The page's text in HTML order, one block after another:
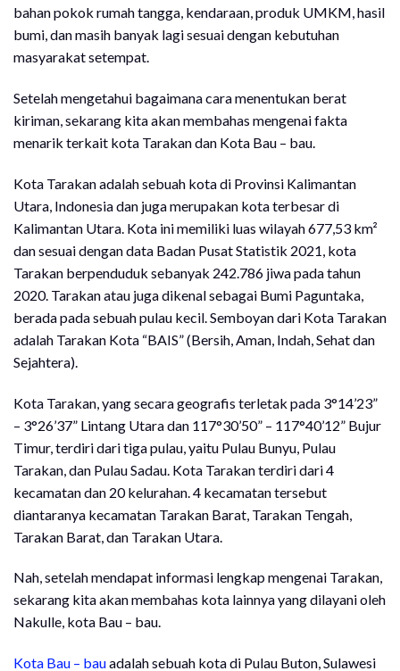
bahan pokok rumah tangga, kendaraan, produk UMKM, hasil
bumi, dan masih banyak lagi sesuai dengan kebutuhan
masyarakat setempat.
Setelah mengetahui bagaimana cara menentukan berat
kiriman, sekarang kita akan membahas mengenai fakta
menarik terkait kota Tarakan dan Kota Bau – bau.
Kota Tarakan adalah sebuah kota di Provinsi Kalimantan
Utara, Indonesia dan juga merupakan kota terbesar di
Kalimantan Utara. Kota ini memiliki luas wilayah 677,53 km²
dan sesuai dengan data Badan Pusat Statistik 2021, kota
Tarakan berpenduduk sebanyak 242.786 jiwa pada tahun
2020. Tarakan atau juga dikenal sebagai Bumi Paguntaka,
berada pada sebuah pulau kecil. Semboyan dari Kota Tarakan
adalah Tarakan Kota “BAIS” (Bersih, Aman, Indah, Sehat dan
Sejahtera).
Kota Tarakan, yang secara geografis terletak pada 3°14’23”
– 3°26’37” Lintang Utara dan 117°30’50” – 117°40’12” Bujur
Timur, terdiri dari tiga pulau, yaitu Pulau Bunyu, Pulau
Tarakan, dan Pulau Sadau. Kota Tarakan terdiri dari 4
kecamatan dan 20 kelurahan. 4 kecamatan tersebut
diantaranya kecamatan Tarakan Barat, Tarakan Tengah,
Tarakan Barat, dan Tarakan Utara.
Nah, setelah mendapat informasi lengkap mengenai Tarakan,
sekarang kita akan membahas kota lainnya yang dilayani oleh
Nakulle, kota Bau – bau.
Kota Bau – bauadalah sebuah kota di Pulau Buton, Sulawesi